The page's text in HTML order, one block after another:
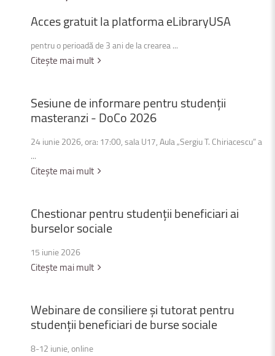
AccesgratuitlaplatformaeLibraryUSA
pentru o perioadă de 3 ani de la crearea ...
Citește mai mult
Sesiunedeinformarepentrustudenții
masteranzi-DoCo2026
24 iunie 2026, ora: 17:00, sala U17, Aula „Sergiu T. Chiriacescu” a
...
Citește mai mult
Chestionarpentrustudențiibeneficiariai
burselorsociale
15 iunie 2026
Citește mai mult
Webinaredeconsiliereșitutoratpentru
studențiibeneficiaridebursesociale
8-12 iunie, online